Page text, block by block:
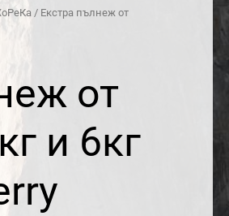
/ Екстра пълнеж от
от
и 6кг